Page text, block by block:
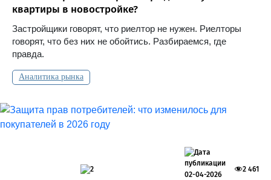
квартиры в новостройке?
Застройщики говорят, что риелтор не нужен. Риелторы
говорят, что без них не обойтись. Разбираемся, где
правда.
Аналитика рынка
2 2 461
02-04-2026